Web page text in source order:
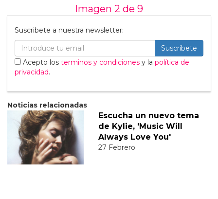
Imagen 2 de 9
Suscribete a nuestra newsletter:
Suscribete
Acepto los terminos y condiciones y la política de
privacidad.
Noticias relacionadas
Escucha un nuevo tema
de Kylie, 'Music Will
Always Love You'
27 Febrero